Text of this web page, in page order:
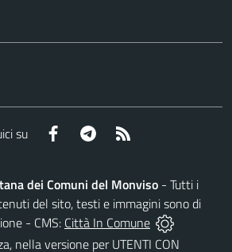
su Facebook Telegram
dei Comuni del Monviso - Tutti i
del sito, testi e immagini sono di
- CMS: Città In Comune
nella versione per UTENTI CON